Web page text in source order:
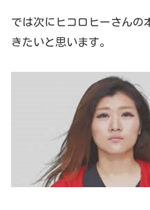
では次にヒコロヒーさんの
きたいと思います。